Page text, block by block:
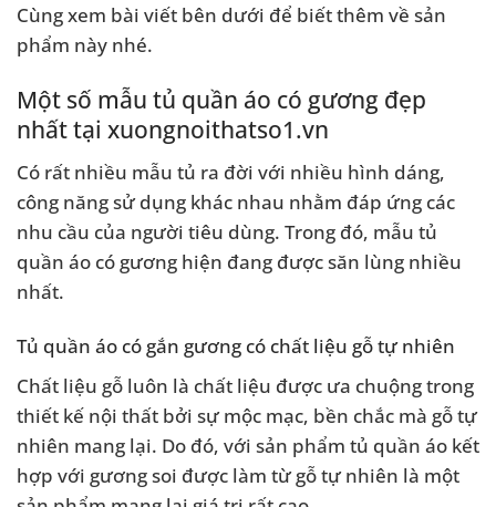
Cùng xem bài viết bên dưới để biết thêm về sản
phẩm này nhé.
Một số mẫu tủ quần áo có gương đẹp
nhất tại xuongnoithatso1.vn
Có rất nhiều mẫu tủ ra đời với nhiều hình dáng,
công năng sử dụng khác nhau nhằm đáp ứng các
nhu cầu của người tiêu dùng. Trong đó, mẫu tủ
quần áo có gương hiện đang được săn lùng nhiều
nhất.
Tủ quần áo có gắn gương có chất liệu gỗ tự nhiên
Chất liệu gỗ luôn là chất liệu được ưa chuộng trong
thiết kế nội thất bởi sự mộc mạc, bền chắc mà gỗ tự
nhiên mang lại. Do đó, với sản phẩm tủ quần áo kết
hợp với gương soi được làm từ gỗ tự nhiên là một